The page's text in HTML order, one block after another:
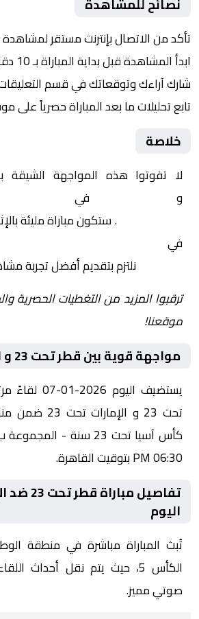
تأكد من الاتصال بإنترنت مستقر
ابدأ المشاهدة قبل بداية المباراة بـ 10 دقائق
شارك آراءك وتوقعاتك في قسم
تابع تحليلات ما بعد المباراة حصرياً على
خلاصة
لا تفوتوا هذه المواجهة الشيقة
والإمارات تحت 23 في
. ستكون مباراة مليئة
في
نلتزم بتقديم أفضل تجربة
ترقبوا المزيد من التغطيات الحصرية
موقعنا!
مواجهة قوية بين قطر تحت 23 و الإمارات تحت 23
يستضيف اليوم
تحت 23 و
كأس آسيا تحت 23 سنة -
06:30 PM بتوقيت القاهرة.
اليوم
تُبث المباراة مباشرة في منطقة
الكأس 5، حيث يتم نقل أحداث
صوتي مميز.